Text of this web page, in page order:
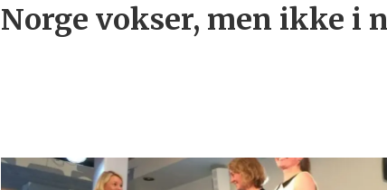
Norge vokser, men ikke i